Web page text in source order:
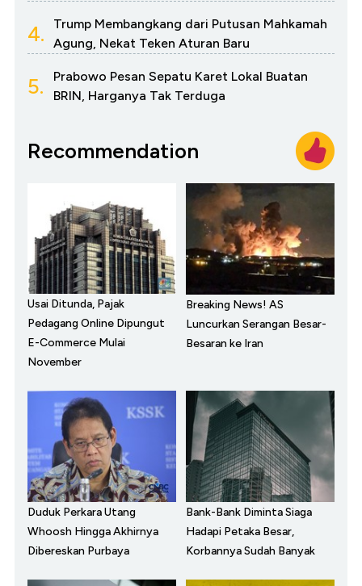
4.
Trump Membangkang dari Putusan Mahkamah
Agung, Nekat Teken Aturan Baru
5.
Prabowo Pesan Sepatu Karet Lokal Buatan
BRIN, Harganya Tak Terduga
Recommendation
Usai Ditunda, Pajak
Pedagang Online Dipungut
E-Commerce Mulai
November
Breaking News! AS
Luncurkan Serangan Besar-
Besaran ke Iran
Duduk Perkara Utang
Whoosh Hingga Akhirnya
Dibereskan Purbaya
Bank-Bank Diminta Siaga
Hadapi Petaka Besar,
Korbannya Sudah Banyak